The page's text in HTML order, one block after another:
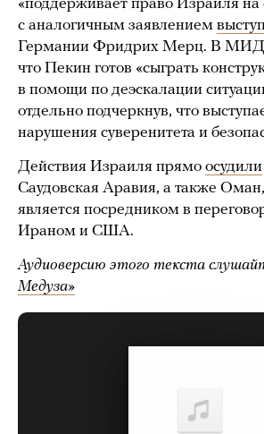
«поддерживает право Израиля на
с аналогичным заявлением
Германии Фридрих Мерц. В МИД
что Пекин готов «сыграть
в помощи по деэскалации
отдельно подчеркнув, что
нарушения суверенитета и
Действия Израиля прямо осудили
Саудовская Аравия, а также
является посредником в
Ираном и США.
Аудиоверсию этого текста
Медуза»